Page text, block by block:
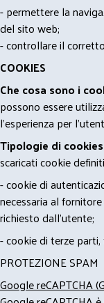
- permettere la
del sito web;
- controllare il
COOKIES
Che cosa sono i
possono essere
l'esperienza per
Tipologie di cookies
scaricati cookie
- cookie di
necessaria al
richiesto dall'utente;
- cookie di terze parti,
PROTEZIONE SPAM
Google reCAPTCHA